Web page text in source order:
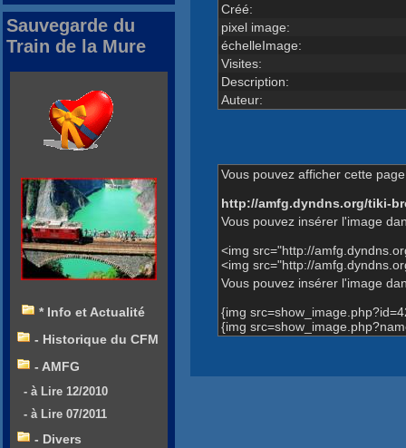
Créé:
pixel image:
échelleImage:
Visites:
Description:
Auteur:
Vous pouvez afficher cette
http://amfg.dyndns.org/tiki-
Vous pouvez insérer l'image
<img src="http://
<img src="http://
Vous pouvez insérer l'image
{img
{img
Sauvegarde du
Train de la Mure
* Info et Actualité
- Historique du CFM
- AMFG
- à Lire 12/2010
- à Lire 07/2011
- Divers